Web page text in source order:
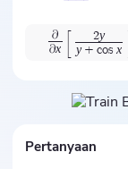
∂
∂x
2y
y + cos x
Pertanyaan